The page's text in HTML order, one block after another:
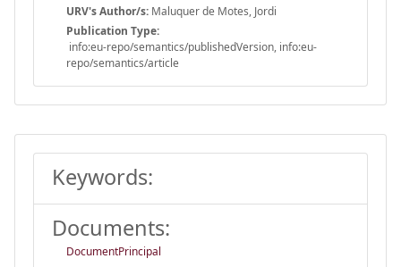
URV's Author/s: Maluquer de Motes, Jordi
Publication Type:
info:eu-repo/semantics/publishedVersion, info:eu-
repo/semantics/article
Keywords:
Documents:
DocumentPrincipal